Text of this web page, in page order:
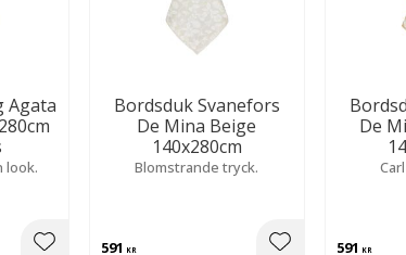
Agata
look.
Bordsduk Svanefors
De Mina Beige
140x280cm
Blomstrande tryck.
591 KR
De
591 KR